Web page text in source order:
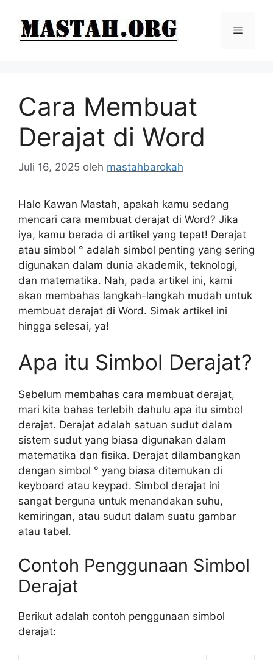
Menu
Cara Membuat
Derajat di Word
Juli 16, 2025 oleh mastahbarokah
Halo Kawan Mastah, apakah kamu sedang
mencari cara membuat derajat di Word? Jika
iya, kamu berada di artikel yang tepat! Derajat
atau simbol ° adalah simbol penting yang sering
digunakan dalam dunia akademik, teknologi,
dan matematika. Nah, pada artikel ini, kami
akan membahas langkah-langkah mudah untuk
membuat derajat di Word. Simak artikel ini
hingga selesai, ya!
Apa itu Simbol Derajat?
Sebelum membahas cara membuat derajat,
mari kita bahas terlebih dahulu apa itu simbol
derajat. Derajat adalah satuan sudut dalam
sistem sudut yang biasa digunakan dalam
matematika dan fisika. Derajat dilambangkan
dengan simbol ° yang biasa ditemukan di
keyboard atau keypad. Simbol derajat ini
sangat berguna untuk menandakan suhu,
kemiringan, atau sudut dalam suatu gambar
atau tabel.
Contoh Penggunaan Simbol
Derajat
Berikut adalah contoh penggunaan simbol
derajat: